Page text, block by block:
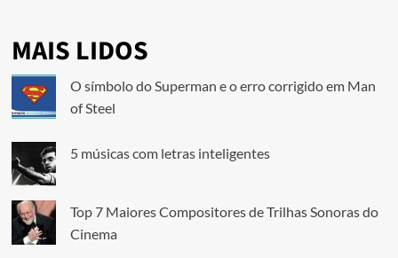
MAIS LIDOS
O símbolo do Superman e o erro corrigido em Man
of Steel
5 músicas com letras inteligentes
Top 7 Maiores Compositores de Trilhas Sonoras do
Cinema